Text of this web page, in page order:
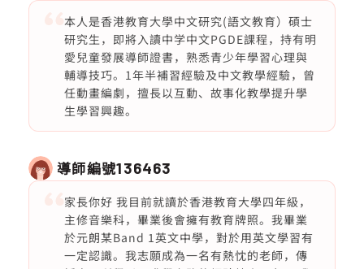
本人是香港教育大學中文研究(語文教育）碩士
研究生，即將入讀中学中文PGDE課程，持有明
愛兒童發展導師證書，熟悉青少年學習心理與
輔導技巧。1年半補習經驗及中文教學經驗，曾
任動畫編劇，擅長以互動、故事化教學提升學
生學習興趣。
導師編號136463
家長你好 我目前就讀於香港教育大學四年級，
主修音樂科，畢業後會擁有教育牌照。我畢業
於元朗某Band 1英文中學，對於用英文學習有
一定認識。我志願成為一名有熱忱的老師，傳